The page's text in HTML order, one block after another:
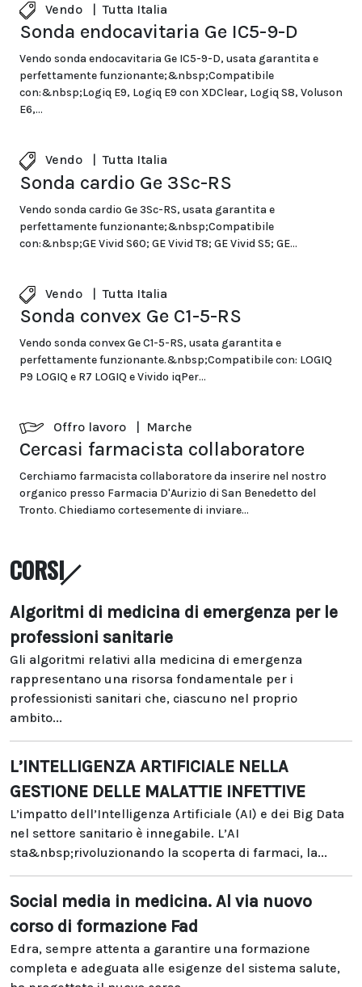
Vendo | Tutta Italia
Sonda endocavitaria Ge IC5-9-D
Vendo sonda endocavitaria Ge IC5-9-D, usata garantita e
perfettamente funzionante;&nbsp;Compatibile
con:&nbsp;Logiq E9, Logiq E9 con XDClear, Logiq S8, Voluson
E6,...
Vendo Tutta Italia
Sonda cardio Ge 3Sc-RS
Vendo sonda cardio Ge 3Sc-RS, usata garantita e
perfettamente funzionante;&nbsp;Compatibile
con:&nbsp;GE Vivid S60; GE Vivid T8; GE Vivid S5; GE...
Vendo | Tutta Italia
Sonda convex Ge C1-5-RS
Vendo sonda convex Ge C1-5-RS, usata garantita e
perfettamente funzionante.&nbsp;Compatibile con: LOGIQ
P9 LOGIQ e R7 LOGIQ e Vivido iqPer...
Offro lavoro | Marche
Cercasi farmacista collaboratore
Cerchiamo farmacista collaboratore da inserire nel nostro
organico presso Farmacia D'Aurizio di San Benedetto del
Tronto. Chiediamo cortesemente di inviare...
CORSI
Algoritmi di medicina di emergenza per le
professioni sanitarie
Gli algoritmi relativi alla medicina di emergenza
rappresentano una risorsa fondamentale per i
professionisti sanitari che, ciascuno nel proprio
ambito...
L’INTELLIGENZA ARTIFICIALE NELLA
GESTIONE DELLE MALATTIE INFETTIVE
L’impatto dell’Intelligenza Artificiale (AI) e dei Big Data
nel settore sanitario è innegabile. L’AI
sta&nbsp;rivoluzionando la scoperta di farmaci, la...
Social media in medicina. Al via nuovo
corso di formazione Fad
Edra, sempre attenta a garantire una formazione
completa e adeguata alle esigenze del sistema salute,